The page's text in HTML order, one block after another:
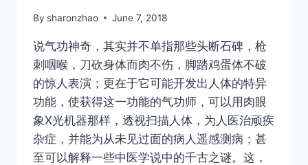
By sharonzhao June 7, 2018
说气功神奇，其实并不单指那些头断石碑，枪
刺咽喉，刀砍身体而肉不伤，脚踏鸡蛋体不破
的惊人表演；更在于它可能开发出人体的特异
功能，使获得这一功能的气功师，可以用肉眼
象Ⅹ光机器那样，透视扫描人体，为人医治顽疾
杂症，并能为从未见过面的病人遥感测病；甚
至可以解释一些中医学说中的千古之谜。这，